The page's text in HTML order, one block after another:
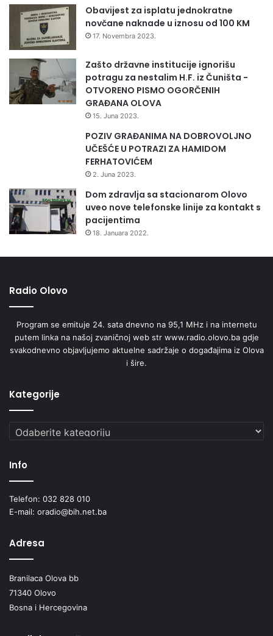
Obavijest za isplatu jednokratne
novčane naknade u iznosu od 100 KM
17. Novembra 2023.
Zašto državne institucije ignorišu
potragu za nestalim H.F. iz Čuništa -
OTVORENO PISMO OGORČENIH
GRAĐANA OLOVA
15. Juna 2023.
POZIV GRAĐANIMA NA DOBROVOLJNO
UČEŠĆE U POTRAZI ZA HAMIDOM
FERHATOVIĆEM
2. Juna 2023.
Dom zdravlja sa stacionarom Olovo
uveo nove telefonske linije za kontakt s
pacijentima
18. Januara 2022.
Radio Olovo
Program se emituje 24. sata dnevno na 95,1 MHz i na internetu
putem linka na našoj zvaničnoj web str www.radio.olovo.ba gdje
svakodnevno objavljujemo aktuelne sadržaje o događajima iz Olova
i šire.
Kategorije
Kategorije
Info
Telefon: 032 828 010
E-mail: oradio@bih.net.ba
Adresa
Branilaca Olova bb
71340 Olovo
Bosna i Hercegovina